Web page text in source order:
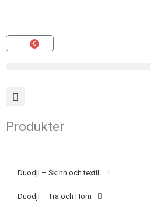
innehåll
0
Varukorg
Produkter
Duodji – Skinn och textil
Duodji – Trä och Horn